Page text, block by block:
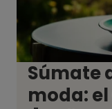
Súmate
moda: